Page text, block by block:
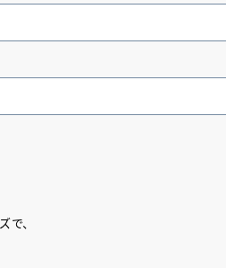
、
）特設サ
決定！